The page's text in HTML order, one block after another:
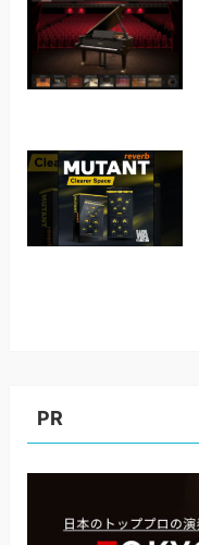
PR